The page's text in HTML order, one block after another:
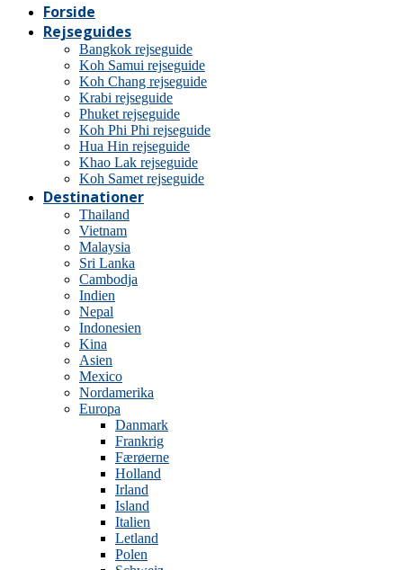
Forside
Rejseguides
Bangkok rejseguide
Koh Samui rejseguide
Koh Chang rejseguide
Krabi rejseguide
Phuket rejseguide
Koh Phi Phi rejseguide
Hua Hin rejseguide
Khao Lak rejseguide
Koh Samet rejseguide
Destinationer
Thailand
Vietnam
Malaysia
Sri Lanka
Cambodja
Indien
Nepal
Indonesien
Kina
Asien
Mexico
Nordamerika
Europa
Danmark
Frankrig
Færøerne
Holland
Irland
Island
Italien
Letland
Polen